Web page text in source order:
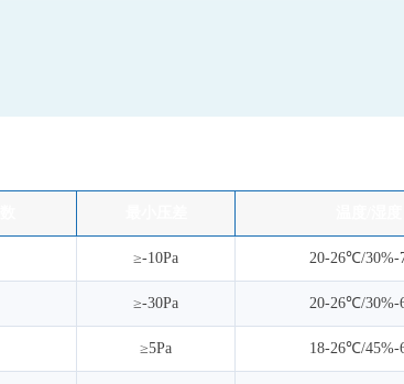
≥-10Pa 20-26℃/30%-
≥-30Pa 20-26℃/30%-
≥5Pa 18-26℃/45%-